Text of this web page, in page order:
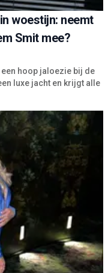
woestijn: neemt
Smit mee?
hoop jaloezie bij de
luxe jacht en krijgt alle